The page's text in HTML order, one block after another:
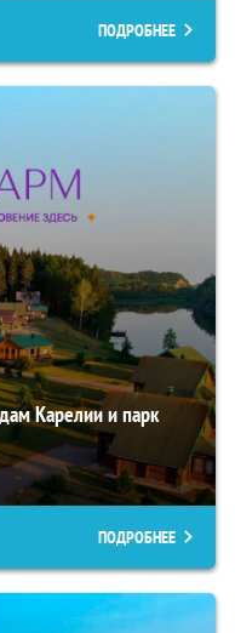
ПОДРОБНЕЕ
Карелии и парк
ПОДРОБНЕЕ